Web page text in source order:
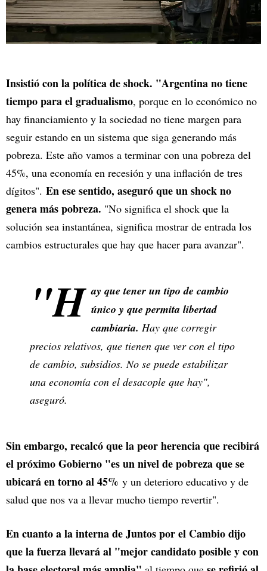
Insistió con la política de shock. "Argentina no tiene
tiempo para el gradualismo, porque en lo económico no
hay financiamiento y la sociedad no tiene margen para
seguir estando en un sistema que siga generando más
pobreza. Este año vamos a terminar con una pobreza del
45%, una economía en recesión y una inflación de tres
dígitos". En ese sentido, aseguró que un shock no
genera más pobreza. "No significa el shock que la
solución sea instantánea, significa mostrar de entrada los
cambios estructurales que hay que hacer para avanzar".
"H ay que tener un tipo de cambio
único y que permita libertad
cambiaria. Hay que corregir
precios relativos, que tienen que ver con el tipo
de cambio, subsidios. No se puede estabilizar
una economía con el desacople que hay",
aseguró.
Sin embargo, recalcó que la peor herencia que recibirá
el próximo Gobierno "es un nivel de pobreza que se
ubicará en torno al 45% y un deterioro educativo y de
salud que nos va a llevar mucho tiempo revertir".
En cuanto a la interna de Juntos por el Cambio dijo
que la fuerza llevará al "mejor candidato posible y con